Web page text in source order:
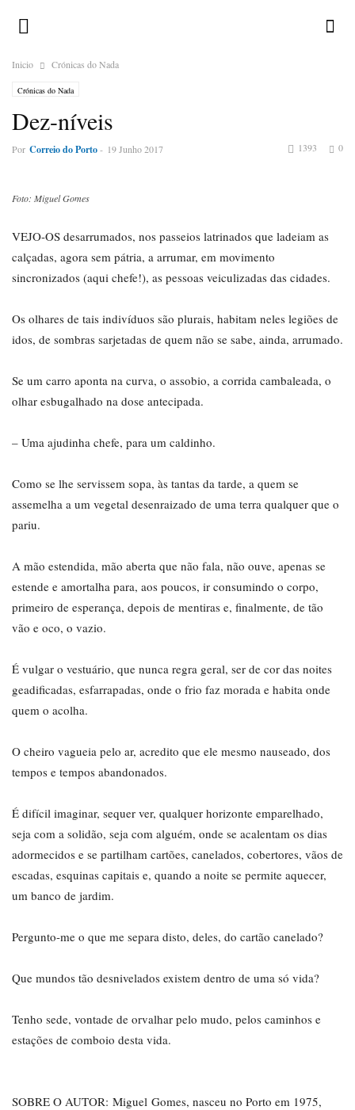
Inicio Crónicas do Nada
Crónicas do Nada
Dez-níveis
Por Correio do Porto- 19 Junho 2017 0
1393
Foto: Miguel Gomes
VEJO-OS desarrumados, nos passeios latrinados que ladeiam as
calçadas, agora sem pátria, a arrumar, em movimento
sincronizados (aqui chefe!), as pessoas veiculizadas das cidades.
Os olhares de tais indivíduos são plurais, habitam neles legiões de
idos, de sombras sarjetadas de quem não se sabe, ainda, arrumado.
Se um carro aponta na curva, o assobio, a corrida cambaleada, o
olhar esbugalhado na dose antecipada.
– Uma ajudinha chefe, para um caldinho.
Como se lhe servissem sopa, às tantas da tarde, a quem se
assemelha a um vegetal desenraizado de uma terra qualquer que o
pariu.
A mão estendida, mão aberta que não fala, não ouve, apenas se
estende e amortalha para, aos poucos, ir consumindo o corpo,
primeiro de esperança, depois de mentiras e, finalmente, de tão
vão e oco, o vazio.
É vulgar o vestuário, que nunca regra geral, ser de cor das noites
geadificadas, esfarrapadas, onde o frio faz morada e habita onde
quem o acolha.
O cheiro vagueia pelo ar, acredito que ele mesmo nauseado, dos
tempos e tempos abandonados.
É difícil imaginar, sequer ver, qualquer horizonte emparelhado,
seja com a solidão, seja com alguém, onde se acalentam os dias
adormecidos e se partilham cartões, canelados, cobertores, vãos de
escadas, esquinas capitais e, quando a noite se permite aquecer,
um banco de jardim.
Pergunto-me o que me separa disto, deles, do cartão canelado?
Que mundos tão desnivelados existem dentro de uma só vida?
Tenho sede, vontade de orvalhar pelo mudo, pelos caminhos e
estações de comboio desta vida.
SOBRE O AUTOR: Miguel Gomes, nasceu no Porto em 1975,